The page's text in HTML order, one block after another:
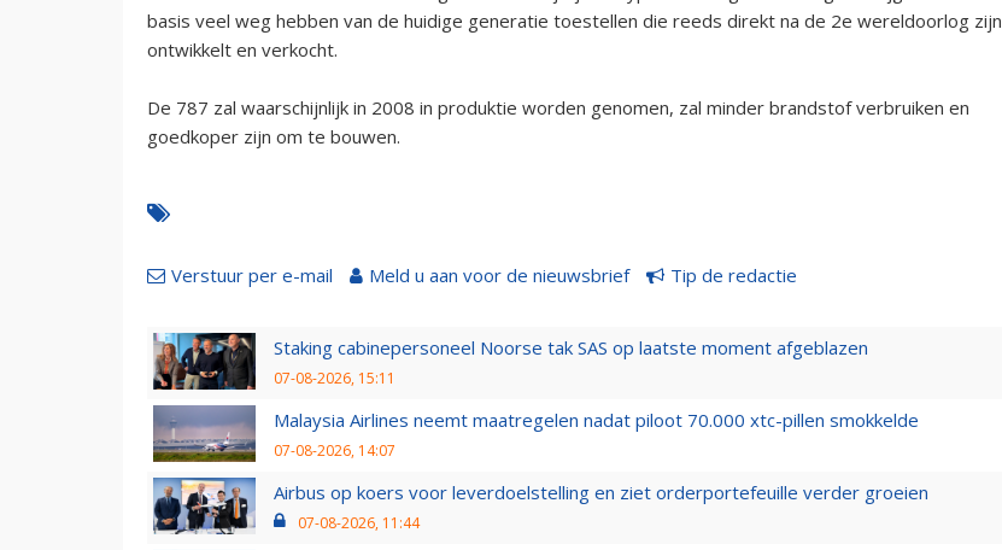
basis veel weg hebben van de huidige generatie toestellen die reeds direkt na de 2e wereldoorlog zijn
ontwikkelt en verkocht.
De 787 zal waarschijnlijk in 2008 in produktie worden genomen, zal minder brandstof verbruiken en
goedkoper zijn om te bouwen.
Verstuur per e-mail Meld u aan voor de nieuwsbrief Tip de redactie
Staking cabinepersoneel Noorse tak SAS op laatste moment afgeblazen
07-08-2026, 15:11
Malaysia Airlines neemt maatregelen nadat piloot 70.000 xtc-pillen smokkelde
07-08-2026, 14:07
Airbus op koers voor leverdoelstelling en ziet orderportefeuille verder groeien
07-08-2026, 11:44